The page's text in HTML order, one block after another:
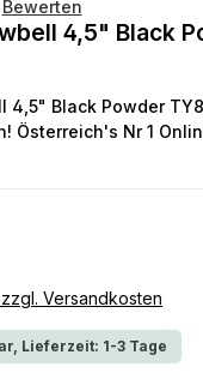
Bewertung von 0 von 5
Bewerten
4,5" Black
4,5" Black Powder
Österreich's Nr 1
Versandkosten
Lieferzeit: 1-3 Tage